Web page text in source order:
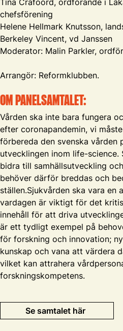
Tina Crafoord, ordförande i
chefsförening
Helene Hellmark Knutsson,
Berkeley Vincent, vd Janssen
Moderator: Malin Parkler,
Arrangör: Reformklubben.
OM PANELSAMTALET:
Vården ska inte bara fungera
efter coronapandemin, vi
förbereda den svenska vården
utvecklingen inom life-science.
bidra till samhällsutveckling
behöver därför breddas och
ställen.Sjukvården ska vara
vardagen är viktigt för det
innehåll för att driva
är ett tydligt exempel på
för forskning och innovation;
kunskap och vana att värdera
vilket kan attrahera
forskningskompetens.
Se samtalet här